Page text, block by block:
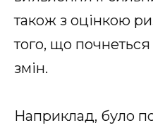
також з оцінкою
того, що
змін.
Наприклад, було